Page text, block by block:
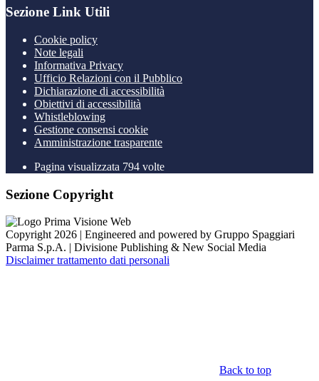
Sezione Link Utili
Cookie policy
Note legali
Informativa Privacy
Ufficio Relazioni con il Pubblico
Dichiarazione di accessibilità
Obiettivi di accessibilità
Whistleblowing
Gestione consensi cookie
Amministrazione trasparente
Pagina visualizzata 794 volte
Sezione Copyright
Copyright 2026 | Engineered and powered by Gruppo Spaggiari
Parma S.p.A. | Divisione Publishing & New Social Media
Disclaimer trattamento dati personali
Back to top